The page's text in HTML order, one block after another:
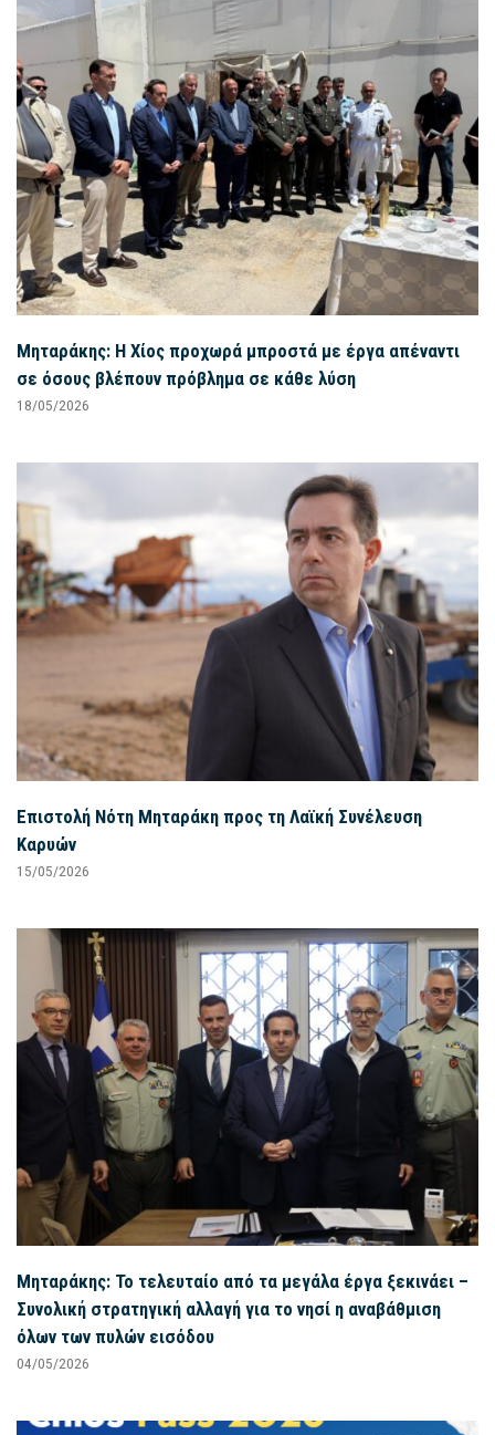
Μηταράκης: Η Χίος προχωρά μπροστά με έργα απέναντι
σε όσους βλέπουν πρόβλημα σε κάθε λύση
18/05/2026
Επιστολή Νότη Μηταράκη προς τη Λαϊκή Συνέλευση
Καρυών
15/05/2026
Μηταράκης: Το τελευταίο από τα μεγάλα έργα ξεκινάει –
Συνολική στρατηγική αλλαγή για το νησί η αναβάθμιση
όλων των πυλών εισόδου
04/05/2026